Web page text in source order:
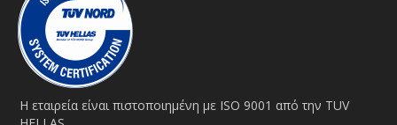
Η εταιρεία είναι πιστοποιημένη με ISO 9001 από την TUV